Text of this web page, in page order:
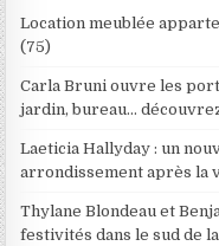
Location meublée
(75)
Carla Bruni ouvre les
jardin, bureau…
Laeticia Hallyday : un
arrondissement après la
Thylane Blondeau et
festivités dans le sud de